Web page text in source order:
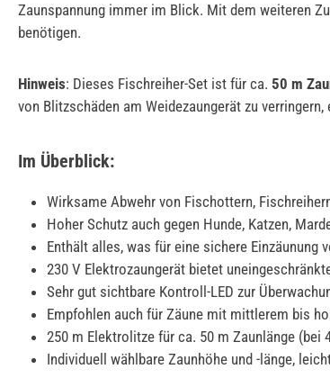
Zaunspannung immer im Blick. Mit dem weiteren
benötigen.
Hinweis: Dieses Fischreiher-Set ist für ca. 50 m
von Blitzschäden am Weidezaungerät zu
Im Überblick:
Wirksame Abwehr von Fischottern,
Hoher Schutz auch gegen Hunde, Katzen,
Enthält alles, was für eine sichere Einzäunung
230 V Elektrozaungerät bietet
Sehr gut sichtbare Kontroll-LED zur
Empfohlen auch für Zäune mit mittlerem bis
250 m Elektrolitze für ca. 50 m Zaunlänge (bei
Individuell wählbare Zaunhöhe und -länge,